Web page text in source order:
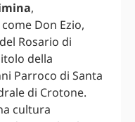
,
Don Ezio,
Rosario di
della
Parroco di Santa
di Crotone.
cultura